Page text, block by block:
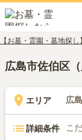
【お墓・霊園・墓地探
広島市佐伯区
エリア 広
詳細条件 こ